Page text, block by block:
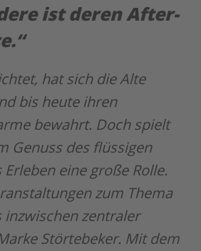
ist deren After-
hat sich die Alte
bis heute ihren
bewahrt. Doch spielt
Genuss des flüssigen
eine große Rolle.
zum Thema
inzwischen zentraler
Störtebeker. Mit dem